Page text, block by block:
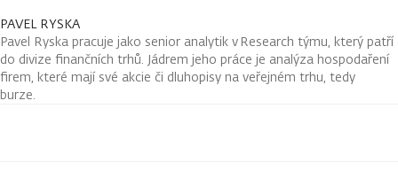
PAVEL RYSKA
Pavel Ryska pracuje jako senior analytik v Research týmu, který patří
do divize finančních trhů. Jádrem jeho práce je analýza hospodaření
firem, které mají své akcie či dluhopisy na veřejném trhu, tedy
burze.